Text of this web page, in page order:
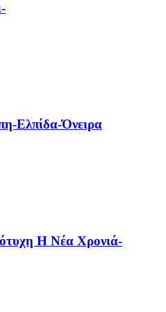
Ελπίδα-Όνειρα
Η Νέα Χρονιά-